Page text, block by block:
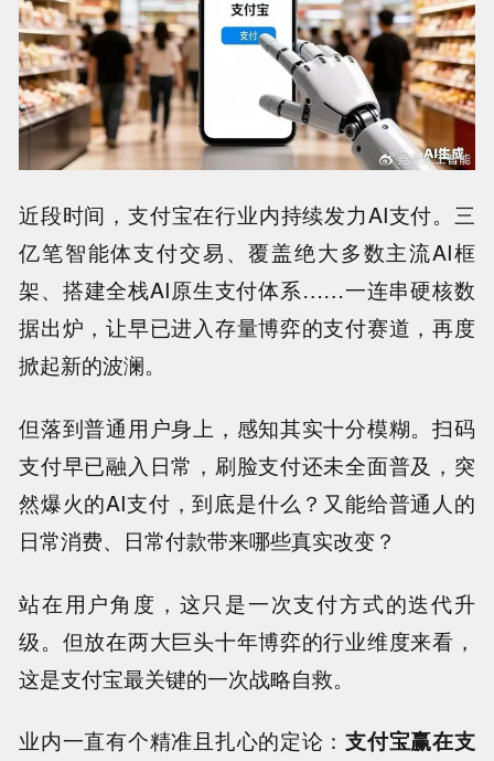
近段时间，支付宝在行业内持续发力AI支付。三
亿笔智能体支付交易、覆盖绝大多数主流AI框
架、搭建全栈AI原生支付体系……一连串硬核数
据出炉，让早已进入存量博弈的支付赛道，再度
掀起新的波澜。
但落到普通用户身上，感知其实十分模糊。扫码
支付早已融入日常，刷脸支付还未全面普及，突
然爆火的AI支付，到底是什么？又能给普通人的
日常消费、日常付款带来哪些真实改变？
站在用户角度，这只是一次支付方式的迭代升
级。但放在两大巨头十年博弈的行业维度来看，
这是支付宝最关键的一次战略自救。
业内一直有个精准且扎心的定论：支付宝赢在支